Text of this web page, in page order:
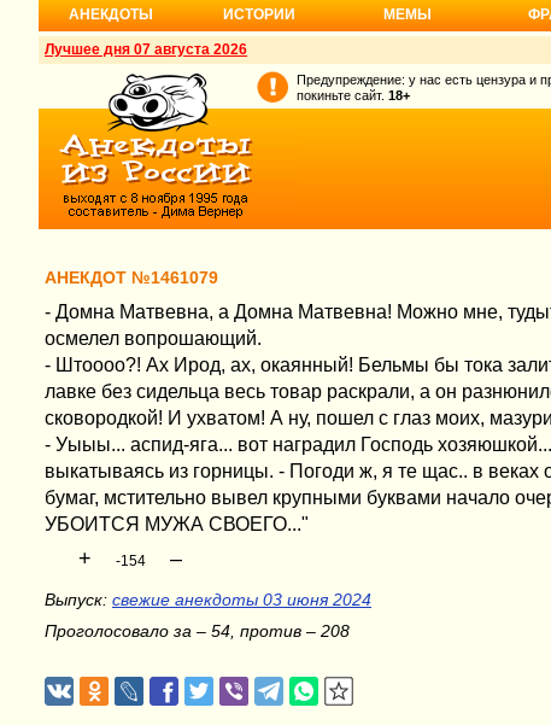
АНЕКДОТЫ ИСТОРИИ МЕМЫ
Лучшее дня 07 августа 2026
Предупреждение: у нас есть цензура и
покиньте сайт. 18+
АНЕКДОТ №1461079
- Домна Матвевна, а Домна Матвевна! Можно мне,
осмелел вопрошающий.
- Штоооо?! Ах Ирод, ах, окаянный! Бельмы бы тока
лавке без сидельца весь товар раскрали, а он
сковородкой! И ухватом! А ну, пошел с глаз моих,
- Уыыы... аспид-яга... вот наградил Господь
выкатываясь из горницы. - Погоди ж, я те щас.. в веках
бумаг, мстительно вывел крупными буквами начало
УБОИТСЯ МУЖА СВОЕГО..."
+ -154 –
Выпуск: свежие анекдоты 03 июня 2024
Проголосовало за – 54, против – 208